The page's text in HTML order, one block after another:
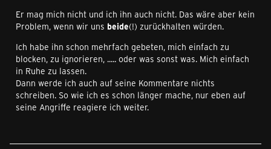
Er mag mich nicht und ich ihn auch nicht. Das wäre aber kein
Problem, wenn wir uns beide(!) zurückhalten würden.
Ich habe ihn schon mehrfach gebeten, mich einfach zu
blocken, zu ignorieren, ..... oder was sonst was. Mich einfach
in Ruhe zu lassen.
Dann werde ich auch auf seine Kommentare nichts
schreiben. So wie ich es schon länger mache, nur eben auf
seine Angriffe reagiere ich weiter.